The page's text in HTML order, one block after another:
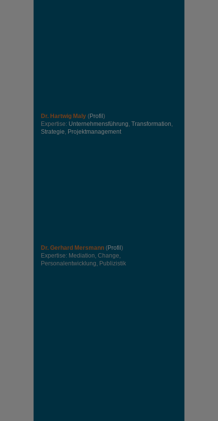
Dr. Hartwig Maly (Profil )
Expertise: Unternehmensführung, Transformation,
Strategie, Projektmanagement
Dr. Gerhard Mersmann (Profil )
Expertise: Mediation, Change,
Personalentwicklung, Publizistik